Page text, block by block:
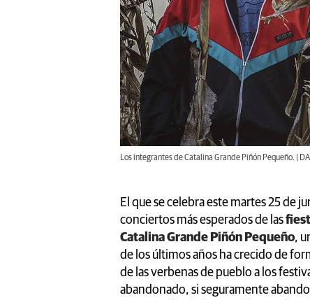
Los integrantes de Catalina Grande Piñón Pequeño. |
El que se celebra este martes 25 de
conciertos más esperados de las
Catalina Grande Piñón Pequeño,
de los últimos años ha crecido de
de las verbenas de pueblo a los
abandonado, si seguramente